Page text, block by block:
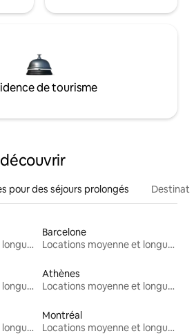
de tourisme
pour des séjours prolongés
Locations moyenne et longue durée
Barcelone
Locations moyenne et longue durée
Locations moyenne et longue durée
Athènes
Locations moyenne et longue durée
Locations moyenne et longue durée
Montréal
Locations moyenne et longue durée